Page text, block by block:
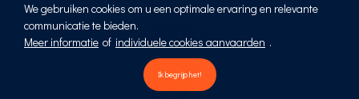
We gebruiken cookies om u een optimale ervaring en relevante
communicatie te bieden.
Meer informatie of individuele cookies aanvaarden .
Ik begrijp het!